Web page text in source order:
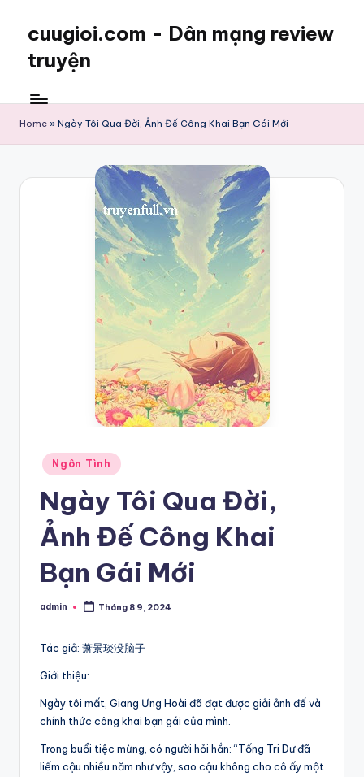
cuugioi.com - Dân mạng review
truyện
Home » Ngày Tôi Qua Đời, Ảnh Đế Công Khai Bạn Gái Mới
Posted
in
Ngôn Tình
Ngày Tôi Qua Đời,
Ảnh Đế Công Khai
Bạn Gái Mới
Posted
admin Tháng 8 9, 2024
Tác giả: 萧景琰没脑子
Giới thiệu:
Ngày tôi mất, Giang Ưng Hoài đã đạt được giải ảnh đế và
chính thức công khai bạn gái của mình.
Trong buổi tiệc mừng, có người hỏi hắn: “Tống Tri Dư đã
liếm cậu nhiều năm như vậy, sao cậu không cho cô ấy một